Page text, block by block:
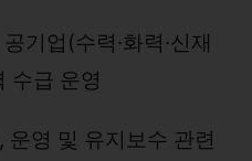
기업(수력·화력·신재
수급 운영
운영 및 유지보수 관련